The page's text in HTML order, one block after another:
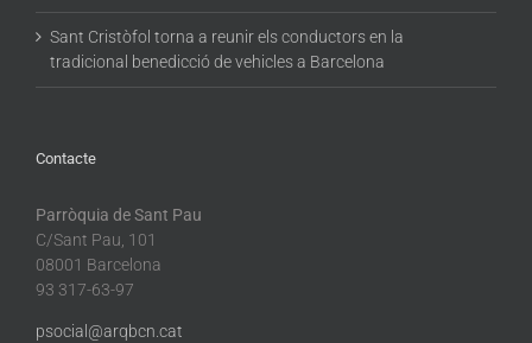
Sant Cristòfol torna a reunir els conductors en la
tradicional benedicció de vehicles a Barcelona
Contacte
Parròquia de Sant Pau
C/Sant Pau, 101
08001 Barcelona
93 317-63-97
psocial@arqbcn.cat